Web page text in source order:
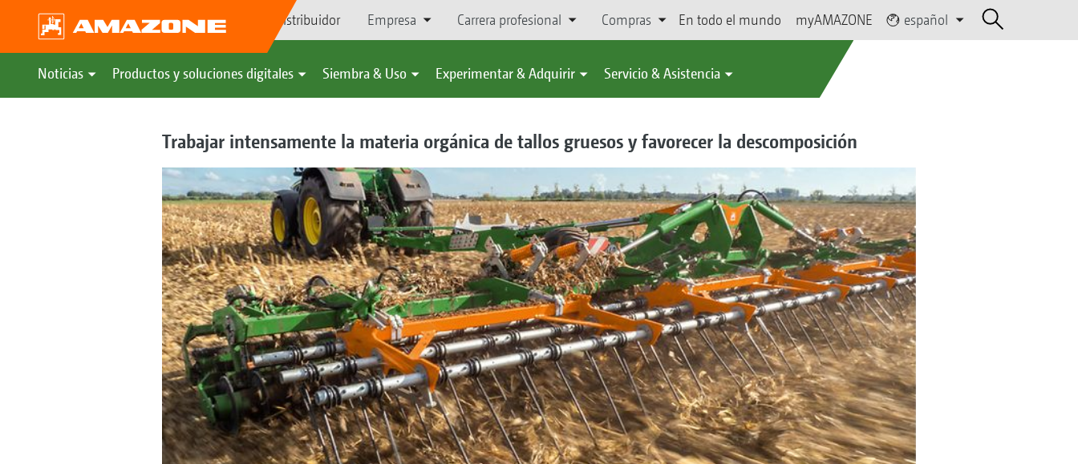
Búsqueda de distribuidor Empresa Carrera profesional Compras En todo el mundo myAMAZONE español
Noticias Productos y soluciones digitales Siembra & Uso Experimentar & Adquirir Servicio & Asistencia
Trabajar intensamente la materia orgánica de tallos gruesos y favorecer la descomposición